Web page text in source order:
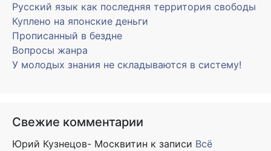
Русский язык как последняя территория свободы
Куплено на японские деньги
Прописанный в бездне
Вопросы жанра
У молодых знания не складываются в систему!
Свежие комментарии
Юрий Кузнецов- Москвитин к записи Всё